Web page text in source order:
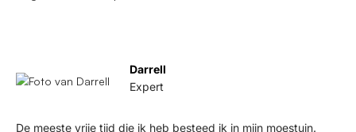
Darrell
Expert
De meeste vrije tijd die ik heb besteed ik in mijn moestuin.